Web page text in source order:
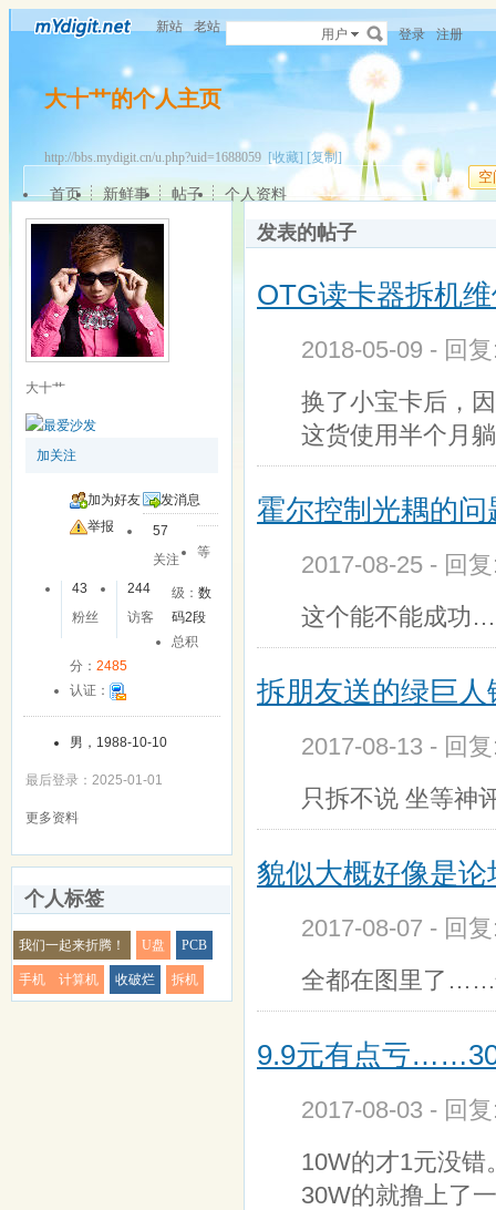
新站 老站 用户 登录 注册
大十艹的个人主页
http://bbs.mydigit.cn/u.php?uid=1688059 [收藏] [复制]
空
首页 新鲜事 帖子 个人资料
大十艹
加关注
加为好友
发消息
举报
57
关注
43
粉丝
244
访客
等
级：数
码2段
总积
分： 2485
认证：
男，1988-10-10
最后登录：2025-01-01
更多资料
个人标签
我们一起来折腾！ U盘 PCB
手机 计算机 收破烂 拆机
发表的帖子
OTG读卡器拆机
2018-05-09 - 回
换了小宝卡后，
这货使用半个月
霍尔控制光耦的
2017-08-25 - 回
这个能不能成
拆朋友送的绿巨
2017-08-13 - 回
只拆不说 坐等神
貌似大概好像是
2017-08-07 - 回
全都在图里了
9.9元有点亏
2017-08-03 - 回
10W的才1元没
30W的就撸上